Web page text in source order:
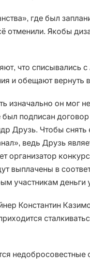
где был
отменили. Якобы
что списывались
и обещают вернуть
изначально он мог
был подписан
Друзь. Чтобы снять
ведь Друзь
организатор
выплачены в
участникам
Константин
недобросовестные